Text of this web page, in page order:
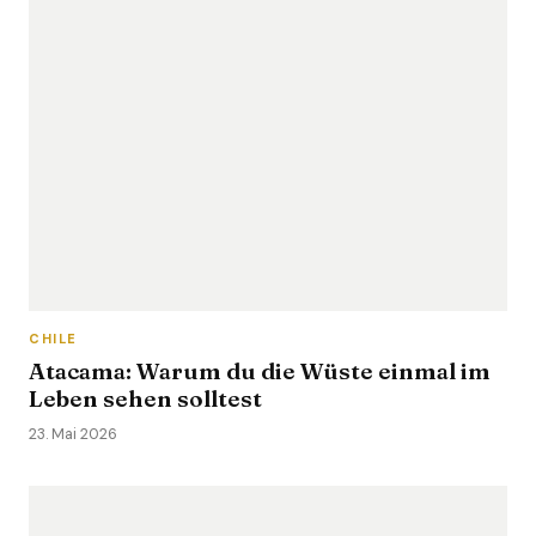
CHILE
Atacama: Warum du die Wüste einmal im
Leben sehen solltest
23. Mai 2026